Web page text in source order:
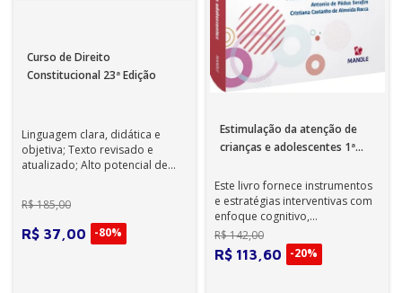
Curso de Direito
Constitucional 23ª Edição
Linguagem clara, didática e
objetiva; Texto revisado e
atualizado; Alto potencial de
R$185,00
R$ 37 00 -80%
Estimulação da atenção de
crianças e adolescentes 1ª
Este livro fornece instrumentos
e estratégias interventivas com
enfoque cognitivo,
socioemocional e
comportamental volta...
R$142,00
R$ 113 60 -20%